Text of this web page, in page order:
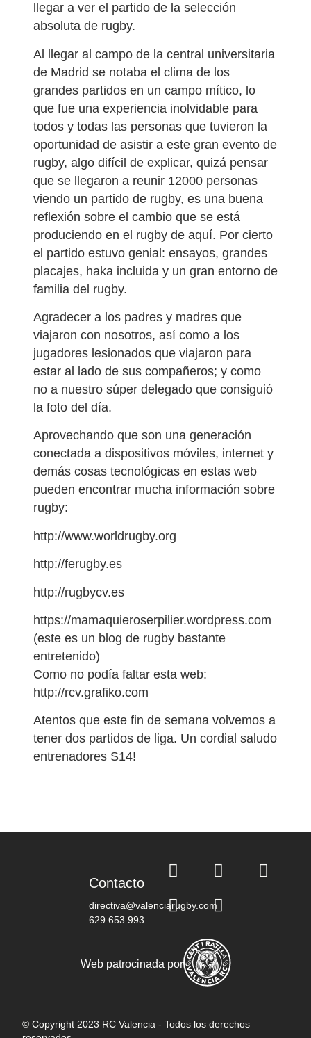
llegar a ver el partido de la selección
absoluta de rugby.
Al llegar al campo de la central universitaria
de Madrid se notaba el clima de los
grandes partidos en un campo mítico, lo
que fue una experiencia inolvidable para
todos y todas las personas que tuvieron la
oportunidad de asistir a este gran evento de
rugby, algo difícil de explicar, quizá pensar
que se llegaron a reunir 12000 personas
viendo un partido de rugby, es una buena
reflexión sobre el cambio que se está
produciendo en el rugby de aquí. Por cierto
el partido estuvo genial: ensayos, grandes
placajes, haka incluida y un gran entorno de
familia del rugby.
Agradecer a los padres y madres que
viajaron con nosotros, así como a los
jugadores lesionados que viajaron para
estar al lado de sus compañeros; y como
no a nuestro súper delegado que consiguió
la foto del día.
Aprovechando que son una generación
conectada a dispositivos móviles, internet y
demás cosas tecnológicas en estas web
pueden encontrar mucha información sobre
rugby:
http://www.worldrugby.org
http://ferugby.es
http://rugbycv.es
https://mamaquieroserpilier.wordpress.com
(este es un blog de rugby bastante
entretenido)
Como no podía faltar esta web:
http://rcv.grafiko.com
Atentos que este fin de semana volvemos a
tener dos partidos de liga. Un cordial saludo
entrenadores S14!
Contacto
directiva@valenciarugby.com
629 653 993
Web patrocinada por
© Copyright 2023 RC Valencia - Todos los derechos